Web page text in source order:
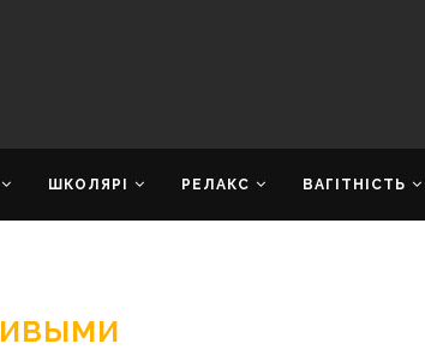
ШКОЛЯРІ РЕЛАКС ВАГІТНІСТЬ